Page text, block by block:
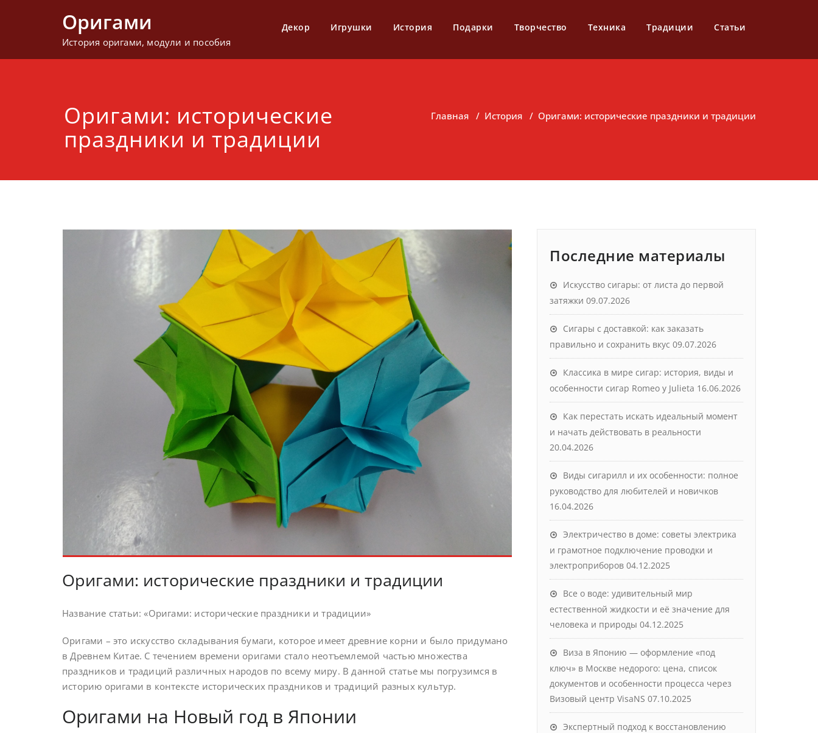
Оригами
История оригами, модули и пособия
Декор Игрушки История Подарки Творчество Техника Традиции Статьи
Оригами: исторические
праздники и традиции
Главная / История / Оригами: исторические праздники и традиции
Оригами: исторические праздники и традиции
Название статьи: «Оригами: исторические праздники и традиции»
Оригами – это искусство складывания бумаги, которое имеет древние корни и было придумано
в Древнем Китае. С течением времени оригами стало неотъемлемой частью множества
праздников и традиций различных народов по всему миру. В данной статье мы погрузимся в
историю оригами в контексте исторических праздников и традиций разных культур.
Оригами на Новый год в Японии
Последние материалы
Искусство сигары: от листа до первой
затяжки 09.07.2026
Сигары с доставкой: как заказать
правильно и сохранить вкус 09.07.2026
Классика в мире сигар: история, виды и
особенности сигар Romeo y Julieta 16.06.2026
Как перестать искать идеальный момент
и начать действовать в реальности
20.04.2026
Виды сигарилл и их особенности: полное
руководство для любителей и новичков
16.04.2026
Электричество в доме: советы электрика
и грамотное подключение проводки и
электроприборов 04.12.2025
Все о воде: удивительный мир
естественной жидкости и её значение для
человека и природы 04.12.2025
Виза в Японию — оформление «под
ключ» в Москве недорого: цена, список
документов и особенности процесса через
Визовый центр VisaNS 07.10.2025
Экспертный подход к восстановлению